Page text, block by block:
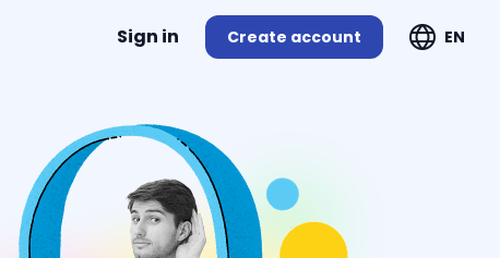
Sign in Create account EN